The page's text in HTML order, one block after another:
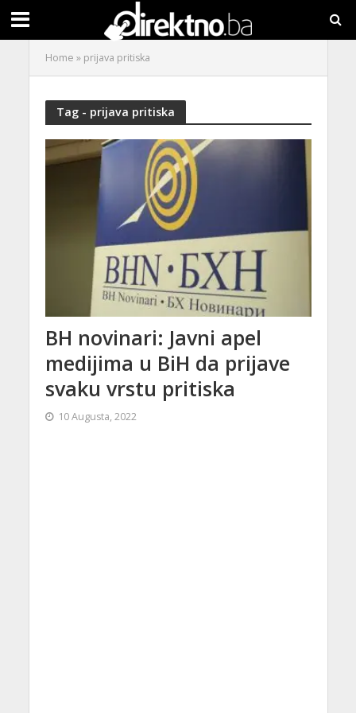
Home » prijava pritiska
Tag - prijava pritiska
BH novinari: Javni apel
medijima u BiH da prijave
svaku vrstu pritiska
10 Augusta, 2022